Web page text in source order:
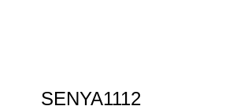
SENYA1112